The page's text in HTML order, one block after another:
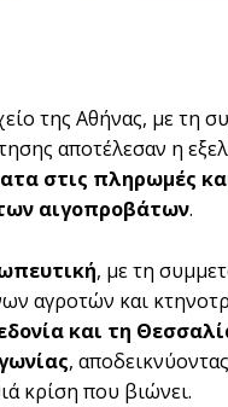
της Αθήνας, με τη
αποτέλεσαν η
στις πληρωμές
αιγοπροβάτων.
, με τη
αγροτών και
και τη
,
κρίση που βιώνει.